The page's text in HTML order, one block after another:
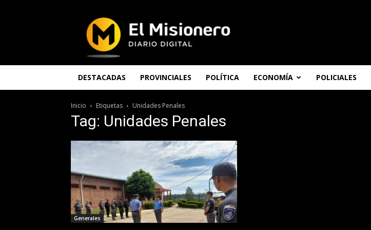
Misionero
DESTACADAS PROVINCIALES POLÍTICA ECONOMÍA POLICIALES
Inicio Etiquetas Unidades Penales
Tag: Unidades Penales
Generales